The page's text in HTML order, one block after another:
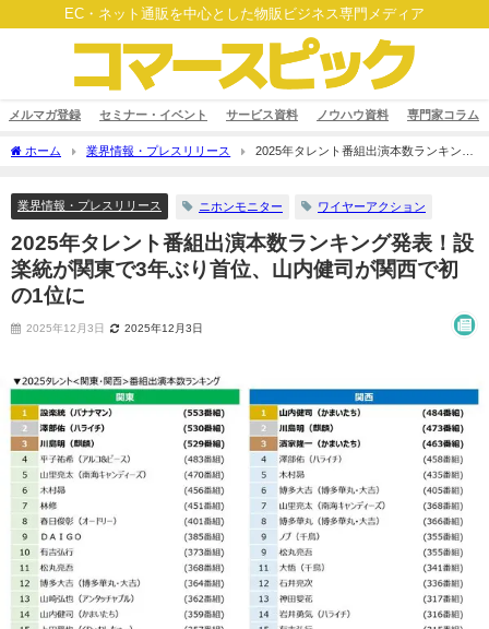
EC・ネット通販を中心とした物販ビジネス専門メディア
メルマガ登録 セミナー・イベント サービス資料 ノウハウ資料 専門家コラム
ホーム 業界情報・プレスリリース
2025年タレント番組出演本数ランキング
業界情報・プレスリリース ニホンモニター ワイヤーアクション
2025年タレント番組出演本数ランキング発表！設
楽統が関東で3年ぶり首位、山内健司が関西で初
の1位に
2025年12月3日 2025年12月3日